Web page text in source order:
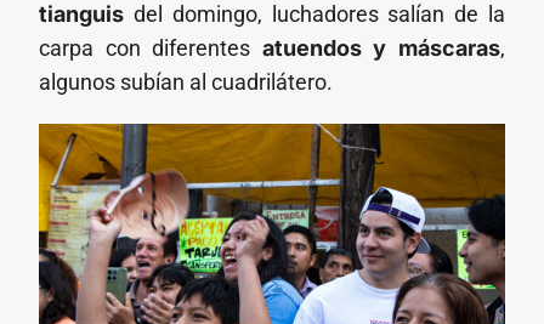
tianguis del domingo, luchadores salían de la
carpa con diferentes atuendos y máscaras,
algunos subían al cuadrilátero.